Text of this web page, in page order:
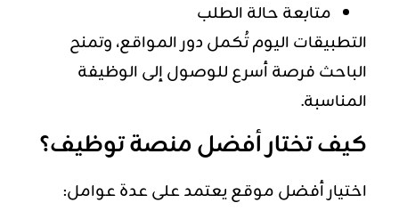
متابعة حالة الطلب
التطبيقات اليوم تُكمل دور المواقع، وتمنح
الباحث فرصة أسرع للوصول إلى الوظيفة
المناسبة.
كيف تختار أفضل منصة توظيف؟
اختيار أفضل موقع يعتمد على عدة عوامل: